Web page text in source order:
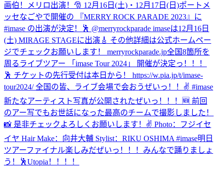
画伯！
メリロ出演！🎅 12月16日(土)・12月17日(日)ポートメ
ッセなごやで開催の 『MERRY ROCK PARADE 2023』に
#imase の出演が決定！🕺 @merryrockparade imaseは12月16日
(土) MIRAGE STAGEに出演🎸 その他詳細は公式ホームペー
ジでチェックお願いします！ merryrockparade.jp全国8箇所を
周るライブツアー 「imase Tour 2024」 開催が決定っ！！！
🕺 チケットの先行受付は本日から！ https://w.pia.jp/t/imase-
tour2024/ 全国の皆、ライブ会場で会おうぜいっ！！✌️ #imase
新たなアーティスト写真が公開されたぜいっ！！！🆕 前回
のアー写でもお世話になった最高のチームで撮影しました！
📸 是非チェックよろしくお願いします！✌️ Photo：フジイセ
イヤ Hair Make：向井大輔 Stylist：RIKU OSHIMA #imase明日
ツアーファイナル楽しみだぜいっ！！！みんなで踊りましょ
う！🕺Utopia！！！！